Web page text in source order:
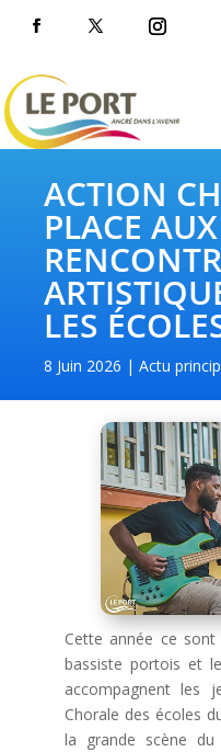
ACTION
PLACE AUX
LES
8 Juin 2026 Actu
Cette année ce sont
bassiste portois et
accompagnent les
Chorale des écoles
la grande scène